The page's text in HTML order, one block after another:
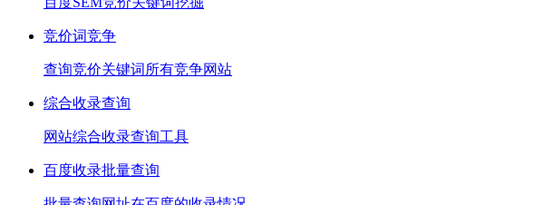
竞价词竞争
查询竞价关键词所有竞争网站
综合收录查询
网站综合收录查询工具
百度收录批量查询